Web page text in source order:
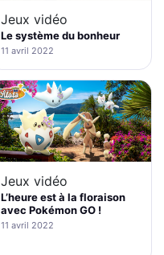
Jeux vidéo
Le système du bonheur
11 avril 2022
Jeux vidéo
L’heure est à la floraison
avec Pokémon GO !
11 avril 2022